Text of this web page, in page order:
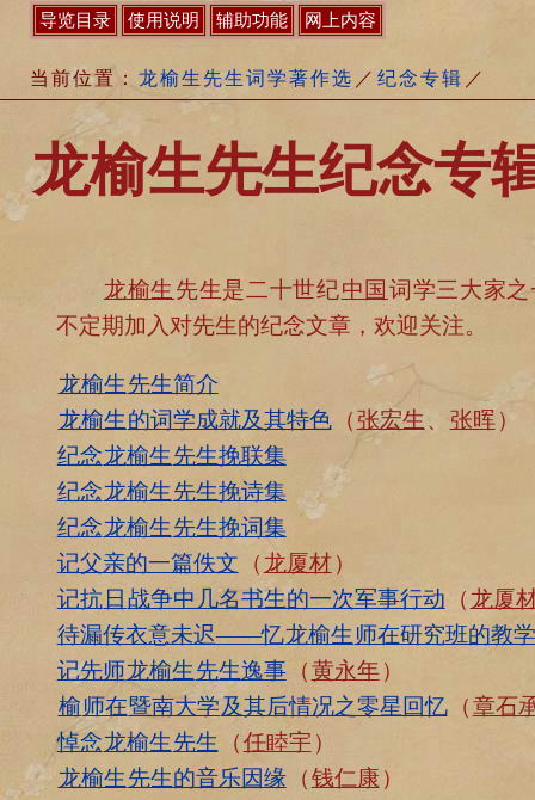
导览目录 使用说明 辅助功能 网上内容
当前位置： 龙榆生先生词学著作选 ／ 纪念专辑 ／
龙榆生先生纪念专
龙榆生 先生是二十世纪中国 词学三大家
不定期加入对先生的纪念文章，欢迎关注。
龙榆生先生简介
龙榆生的词学成就及其特色 （张宏生 、 张晖 ）
纪念龙榆生先生挽联集
纪念龙榆生先生挽诗集
纪念龙榆生先生挽词集
记父亲的一篇佚文 （ 龙厦材 ）
记抗 日 战争中几名书生的一次军事行动 （ 龙厦
待漏传衣意未迟——忆龙榆生 师在研究班的教学
记先师龙榆生先生逸事 （黄永年 ）
榆师在暨南大学及其后情况之零星回忆 （章石
悼念龙榆生先生 （任睦宇 ）
龙榆生先生的音乐因缘 （钱仁康 ）